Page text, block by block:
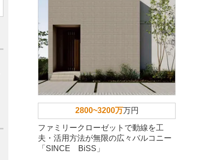
2800~3200万万円
ファミリークローゼットで動線を工
夫・活用方法が無限の広々バルコニー
「SINCE BiSS」